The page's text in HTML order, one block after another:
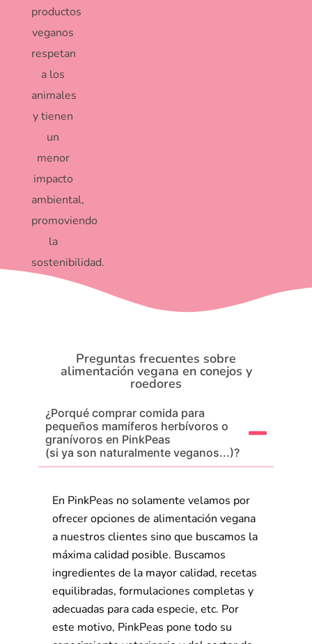
productos
veganos
respetan
a los
animales
y tienen
un
menor
impacto
ambiental,
promoviendo
la
sostenibilidad.
Preguntas frecuentes sobre
alimentación vegana en conejos y
roedores
¿Porqué comprar comida para
pequeños mamíferos herbívoros o
granívoros en PinkPeas
(si ya son naturalmente veganos...)?
En PinkPeas no solamente velamos por
ofrecer opciones de alimentación vegana
a nuestros clientes sino que buscamos la
máxima calidad posible. Buscamos
ingredientes de la mayor calidad, recetas
equilibradas, formulaciones completas y
adecuadas para cada especie, etc. Por
este motivo, PinkPeas pone todo su